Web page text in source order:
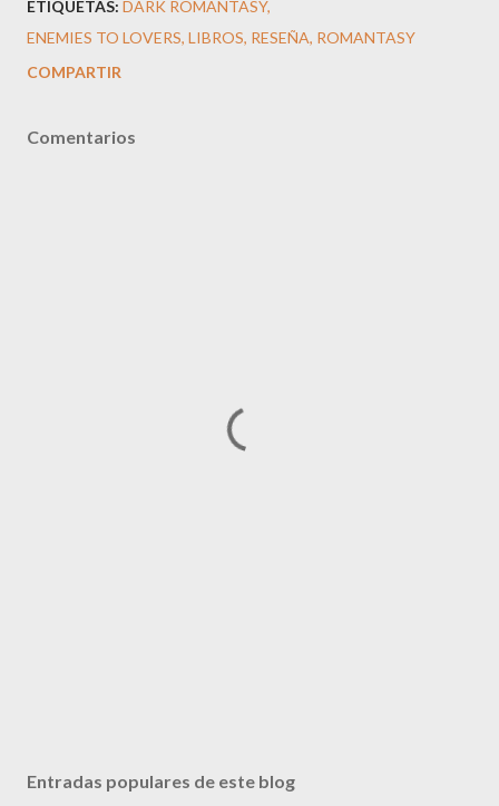
ETIQUETAS: DARK ROMANTASY
ENEMIES TO LOVERS LIBROS RESEÑA ROMANTASY
COMPARTIR
Comentarios
Entradas populares de este blog